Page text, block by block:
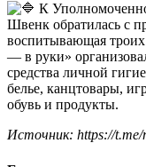
К
Швенк обратилась с
воспитывающая
— в руки»
средства личной
белье, канцтовары,
обувь и продукты.
Источник: https://t.me/